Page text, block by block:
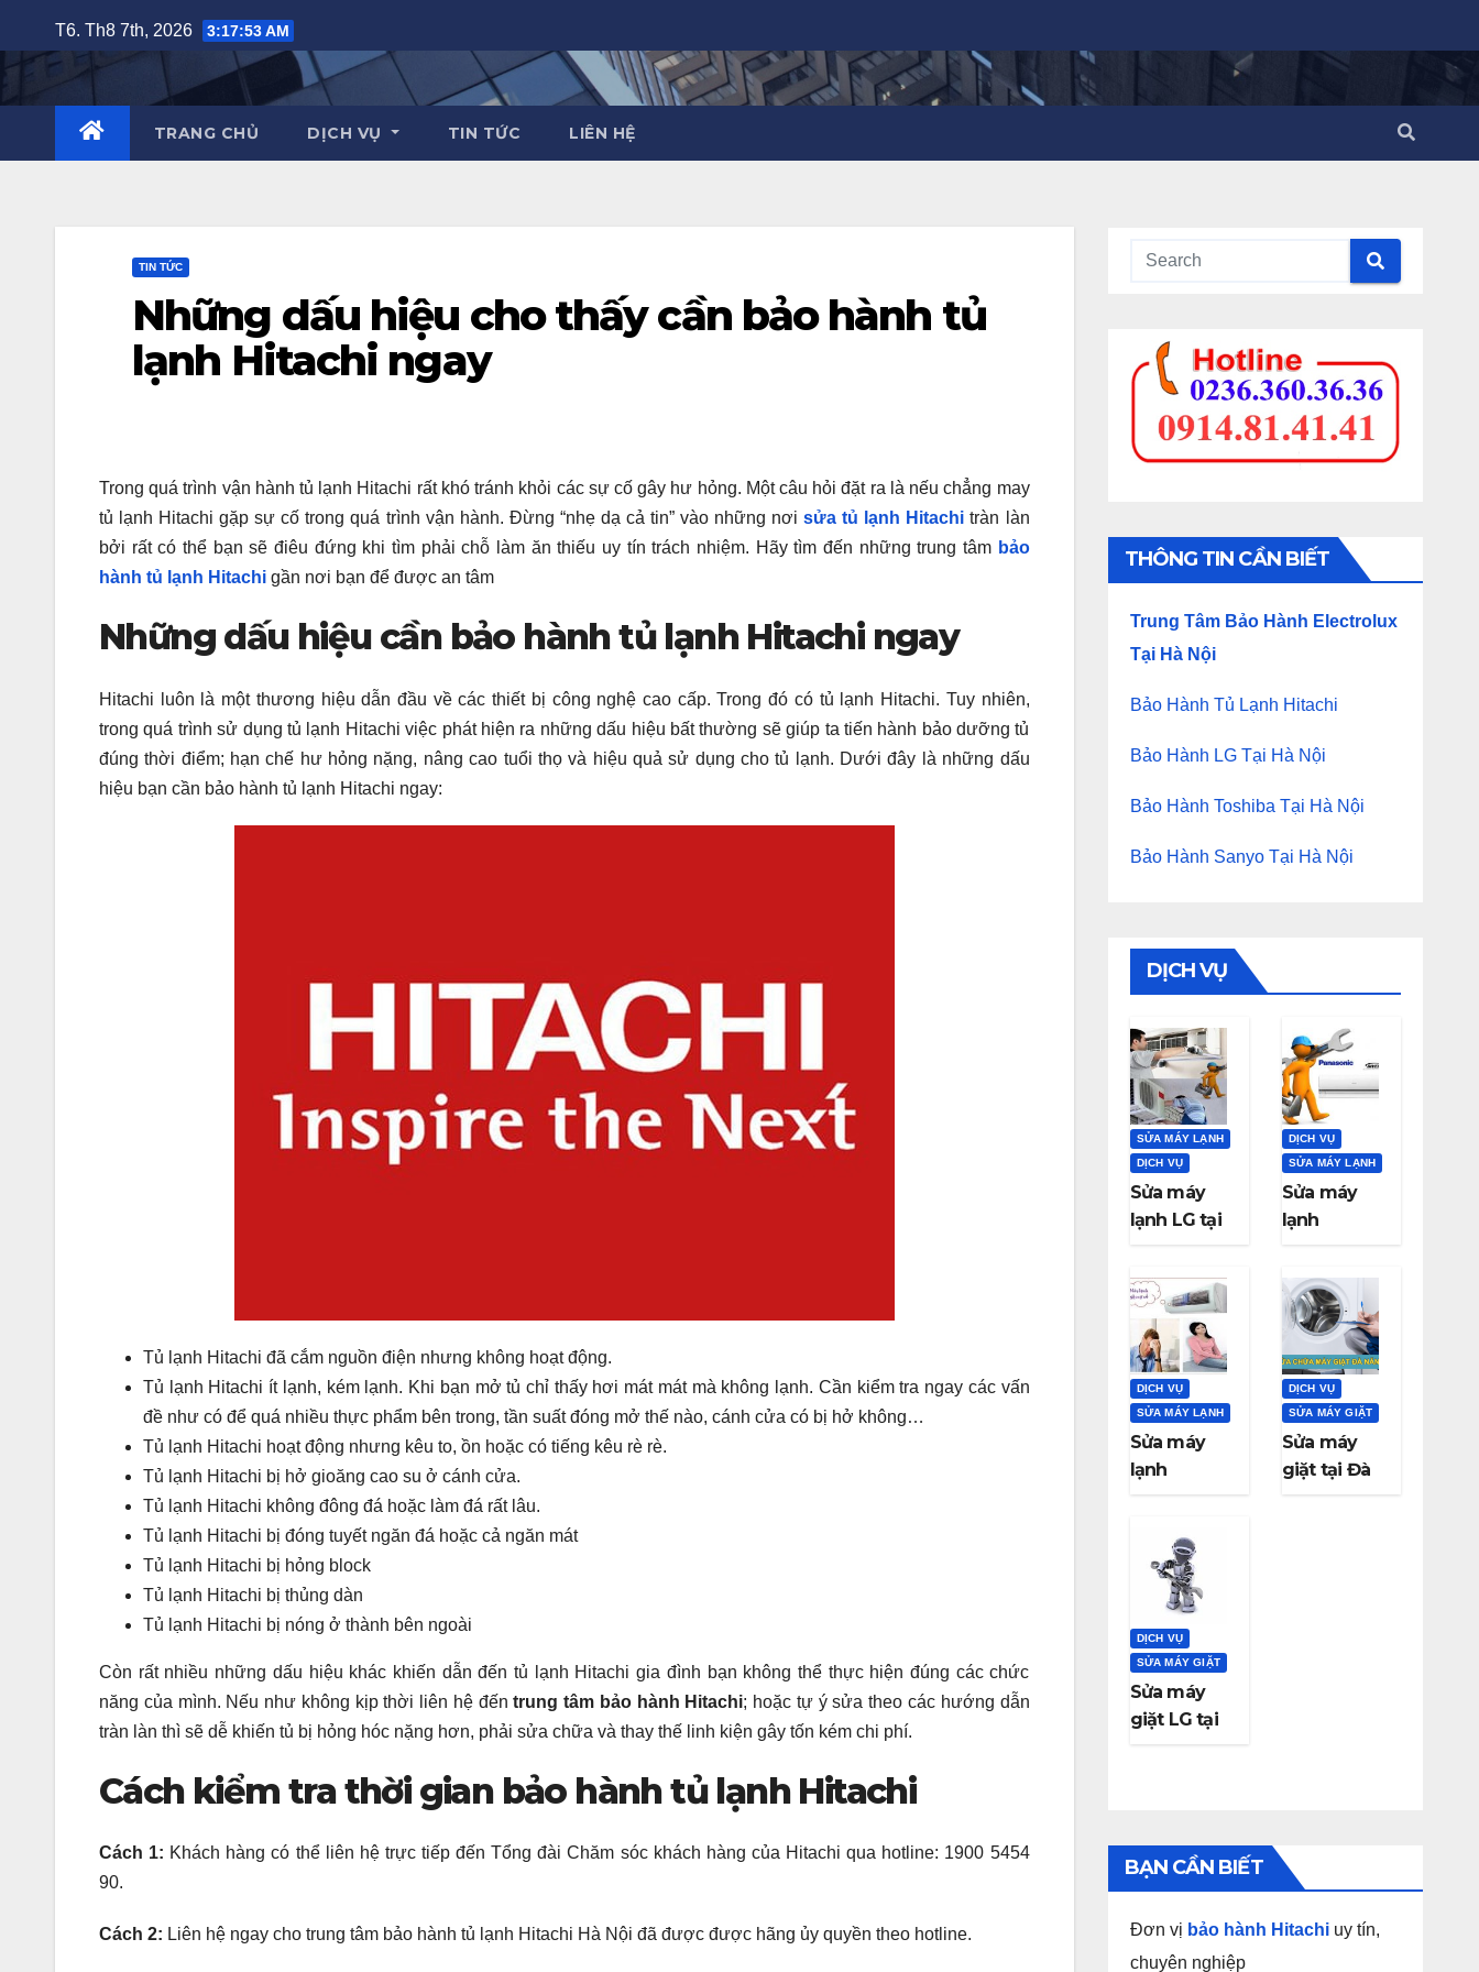
to
content
T6. Th8 7th, 2026 3:17:54 AM
TRANG CHỦ DỊCH VỤ TIN TỨC LIÊN HỆ
TIN TỨC
Những dấu hiệu cho thấy cần bảo hành tủ
lạnh Hitachi ngay
Trong quá trình vận hành tủ lạnh Hitachi rất khó tránh khỏi các sự cố gây hư hỏng. Một câu hỏi đặt ra là nếu chẳng may
tủ lạnh Hitachi gặp sự cố trong quá trình vận hành. Đừng “nhẹ dạ cả tin” vào những nơisửa tủ lạnh Hitachi tràn làn
bởi rất có thể bạn sẽ điêu đứng khi tìm phải chỗ làm ăn thiếu uy tín trách nhiệm. Hãy tìm đến những trung tâm bảo
hành tủ lạnh Hitachi gần nơi bạn để được an tâm
Những dấu hiệu cần bảo hành tủ lạnh Hitachi ngay
Hitachi luôn là một thương hiệu dẫn đầu về các thiết bị công nghệ cao cấp. Trong đó có tủ lạnh Hitachi. Tuy nhiên,
trong quá trình sử dụng tủ lạnh Hitachi việc phát hiện ra những dấu hiệu bất thường sẽ giúp ta tiến hành bảo dưỡng tủ
đúng thời điểm; hạn chế hư hỏng nặng, nâng cao tuổi thọ và hiệu quả sử dụng cho tủ lạnh. Dưới đây là những dấu
hiệu bạn cần bảo hành tủ lạnh Hitachi ngay:
Tủ lạnh Hitachi đã cắm nguồn điện nhưng không hoạt động.
Tủ lạnh Hitachi ít lạnh, kém lạnh. Khi bạn mở tủ chỉ thấy hơi mát mát mà không lạnh. Cần kiểm tra ngay các vấn
đề như có để quá nhiều thực phẩm bên trong, tần suất đóng mở thế nào, cánh cửa có bị hở không…
Tủ lạnh Hitachi hoạt động nhưng kêu to, ồn hoặc có tiếng kêu rè rè.
Tủ lạnh Hitachi bị hở gioăng cao su ở cánh cửa.
Tủ lạnh Hitachi không đông đá hoặc làm đá rất lâu.
Tủ lạnh Hitachi bị đóng tuyết ngăn đá hoặc cả ngăn mát
Tủ lạnh Hitachi bị hỏng block
Tủ lạnh Hitachi bị thủng dàn
Tủ lạnh Hitachi bị nóng ở thành bên ngoài
Còn rất nhiều những dấu hiệu khác khiến dẫn đến tủ lạnh Hitachi gia đình bạn không thể thực hiện đúng các chức
năng của mình. Nếu như không kịp thời liên hệ đếntrung tâm bảo hành Hitachi; hoặc tự ý sửa theo các hướng dẫn
tràn làn thì sẽ dễ khiến tủ bị hỏng hóc nặng hơn, phải sửa chữa và thay thế linh kiện gây tốn kém chi phí.
Cách kiểm tra thời gian bảo hành tủ lạnh Hitachi
Cách 1: Khách hàng có thể liên hệ trực tiếp đến Tổng đài Chăm sóc khách hàng của Hitachi qua hotline: 1900 5454
90.
Cách 2: Liên hệ ngay cho trung tâm bảo hành tủ lạnh Hitachi Hà Nội đã được được hãng ủy quyền theo hotline.
THÔNG TIN CẦN BIẾT
Trung Tâm Bảo Hành Electrolux
Tại Hà Nội
Bảo Hành Tủ Lạnh Hitachi
Bảo Hành LG Tại Hà Nội
Bảo Hành Toshiba Tại Hà Nội
Bảo Hành Sanyo Tại Hà Nội
DỊCH VỤ
SỬA MÁY LẠNH
DỊCH VỤ
Sửa máy
lạnh LG tại
DỊCH VỤ
SỬA MÁY LẠNH
Sửa máy
lạnh
tại Đà Nẵng
DỊCH VỤ
SỬA MÁY LẠNH
Sửa máy
lạnh
DỊCH VỤ
SỬA MÁY GIẶT
Sửa máy
giặt tại Đà
DỊCH VỤ
SỬA MÁY GIẶT
Sửa máy
giặt LG tại
BẠN CẦN BIẾT
Đơn vị bảo hành Hitachiuy tín,
chuyên nghiệp